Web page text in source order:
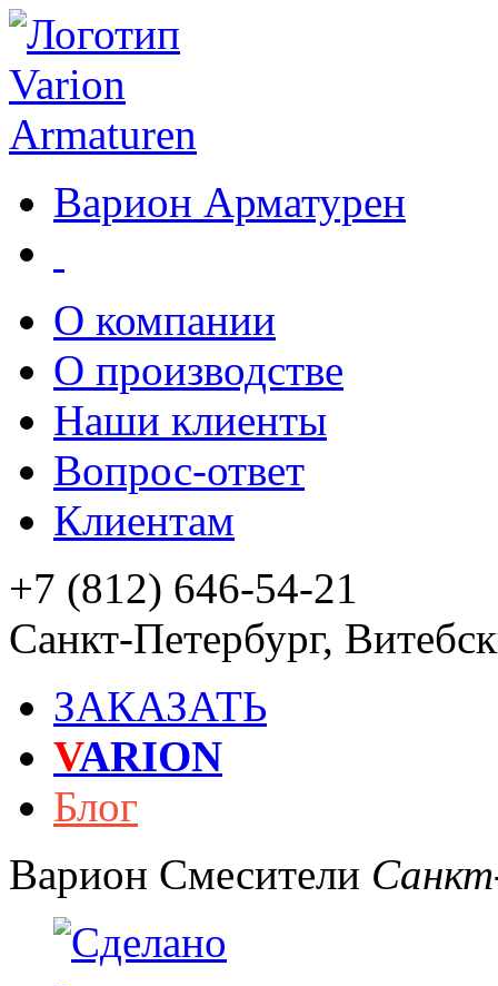
Варион Арматурен
О компании
О производстве
Наши клиенты
Вопрос-ответ
Клиентам
+7 (812) 646-54-21
Санкт-Петербург,
ЗАКАЗАТЬ
VARION
Блог
Варион Смесители